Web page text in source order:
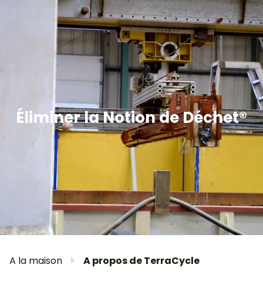
Éliminer la Notion de Déchet®
A la maison A propos de TerraCycle